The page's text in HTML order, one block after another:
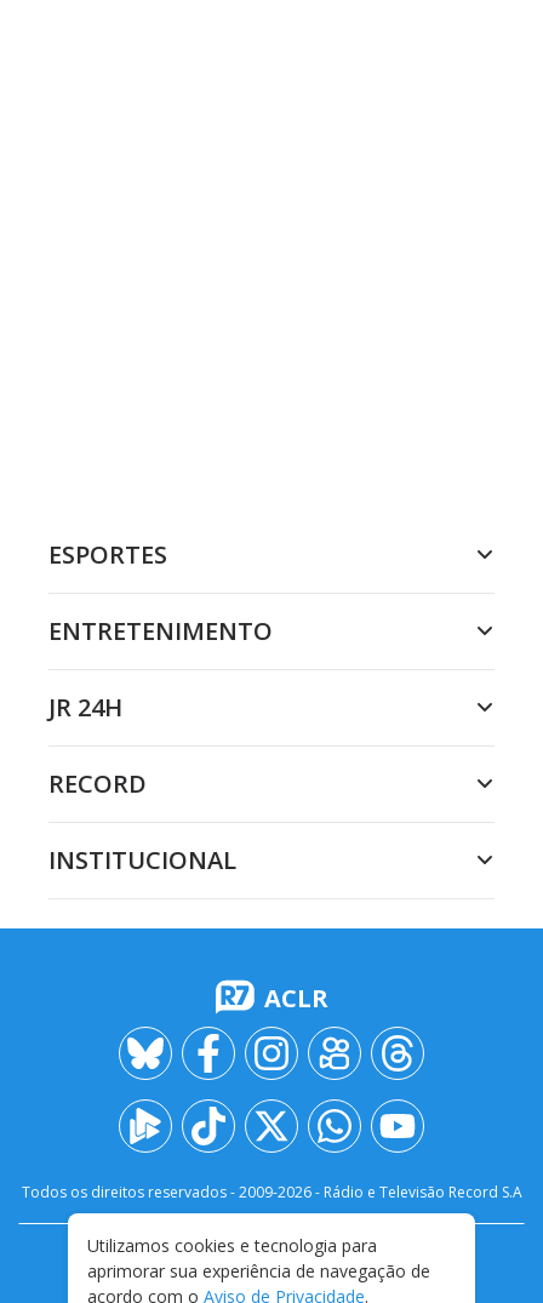
ESPORTES
ENTRETENIMENTO
JR 24H
RECORD
INSTITUCIONAL
ACLR
Todos os direitos reservados - 2009-2026- Rádio e Televisão Record S.A
FALE CONOSCO
PRIVACIDADE
TERMOS E CONDIÇÕES DE USO
Utilizamos cookies e tecnologia para
aprimorar sua experiência de navegação de
acordo com o Aviso de Privacidade.